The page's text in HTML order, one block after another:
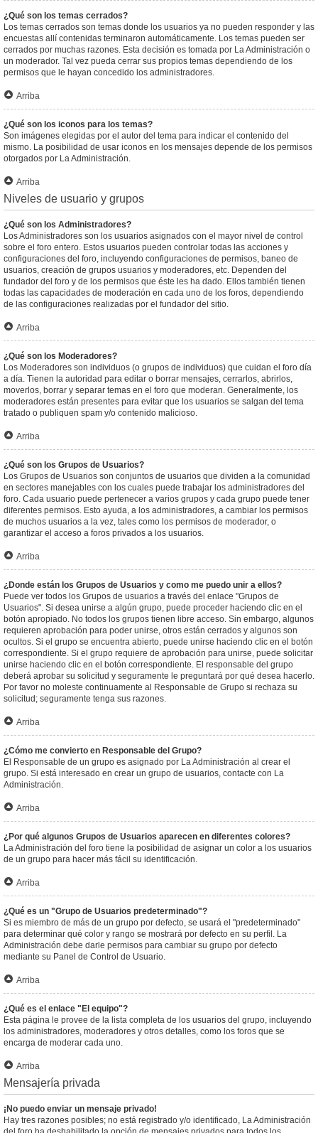
¿Qué son los temas cerrados?
Los temas cerrados son temas donde los usuarios ya no pueden responder y las
encuestas allí contenidas terminaron automáticamente. Los temas pueden ser
cerrados por muchas razones. Esta decisión es tomada por La Administración o
un moderador. Tal vez pueda cerrar sus propios temas dependiendo de los
permisos que le hayan concedido los administradores.
Arriba
¿Qué son los iconos para los temas?
Son imágenes elegidas por el autor del tema para indicar el contenido del
mismo. La posibilidad de usar iconos en los mensajes depende de los permisos
otorgados por La Administración.
Arriba
Niveles de usuario y grupos
¿Qué son los Administradores?
Los Administradores son los usuarios asignados con el mayor nivel de control
sobre el foro entero. Estos usuarios pueden controlar todas las acciones y
configuraciones del foro, incluyendo configuraciones de permisos, baneo de
usuarios, creación de grupos usuarios y moderadores, etc. Dependen del
fundador del foro y de los permisos que éste les ha dado. Ellos también tienen
todas las capacidades de moderación en cada uno de los foros, dependiendo
de las configuraciones realizadas por el fundador del sitio.
Arriba
¿Qué son los Moderadores?
Los Moderadores son individuos (o grupos de individuos) que cuidan el foro día
a día. Tienen la autoridad para editar o borrar mensajes, cerrarlos, abrirlos,
moverlos, borrar y separar temas en el foro que moderan. Generalmente, los
moderadores están presentes para evitar que los usuarios se salgan del tema
tratado o publiquen spam y/o contenido malicioso.
Arriba
¿Qué son los Grupos de Usuarios?
Los Grupos de Usuarios son conjuntos de usuarios que dividen a la comunidad
en sectores manejables con los cuales puede trabajar los administradores del
foro. Cada usuario puede pertenecer a varios grupos y cada grupo puede tener
diferentes permisos. Esto ayuda, a los administradores, a cambiar los permisos
de muchos usuarios a la vez, tales como los permisos de moderador, o
garantizar el acceso a foros privados a los usuarios.
Arriba
¿Donde están los Grupos de Usuarios y como me puedo unir a ellos?
Puede ver todos los Grupos de usuarios a través del enlace "Grupos de
Usuarios". Si desea unirse a algún grupo, puede proceder haciendo clic en el
botón apropiado. No todos los grupos tienen libre acceso. Sin embargo, algunos
requieren aprobación para poder unirse, otros están cerrados y algunos son
ocultos. Si el grupo se encuentra abierto, puede unirse haciendo clic en el botón
correspondiente. Si el grupo requiere de aprobación para unirse, puede solicitar
unirse haciendo clic en el botón correspondiente. El responsable del grupo
deberá aprobar su solicitud y seguramente le preguntará por qué desea hacerlo.
Por favor no moleste continuamente al Responsable de Grupo si rechaza su
solicitud; seguramente tenga sus razones.
Arriba
¿Cómo me convierto en Responsable del Grupo?
El Responsable de un grupo es asignado por La Administración al crear el
grupo. Si está interesado en crear un grupo de usuarios, contacte con La
Administración.
Arriba
¿Por qué algunos Grupos de Usuarios aparecen en diferentes colores?
La Administración del foro tiene la posibilidad de asignar un color a los usuarios
de un grupo para hacer más fácil su identificación.
Arriba
¿Qué es un "Grupo de Usuarios predeterminado"?
Si es miembro de más de un grupo por defecto, se usará el "predeterminado"
para determinar qué color y rango se mostrará por defecto en su perfil. La
Administración debe darle permisos para cambiar su grupo por defecto
mediante su Panel de Control de Usuario.
Arriba
¿Qué es el enlace "El equipo"?
Esta página le provee de la lista completa de los usuarios del grupo, incluyendo
los administradores, moderadores y otros detalles, como los foros que se
encarga de moderar cada uno.
Arriba
Mensajería privada
¡No puedo enviar un mensaje privado!
Hay tres razones posibles; no está registrado y/o identificado, La Administración